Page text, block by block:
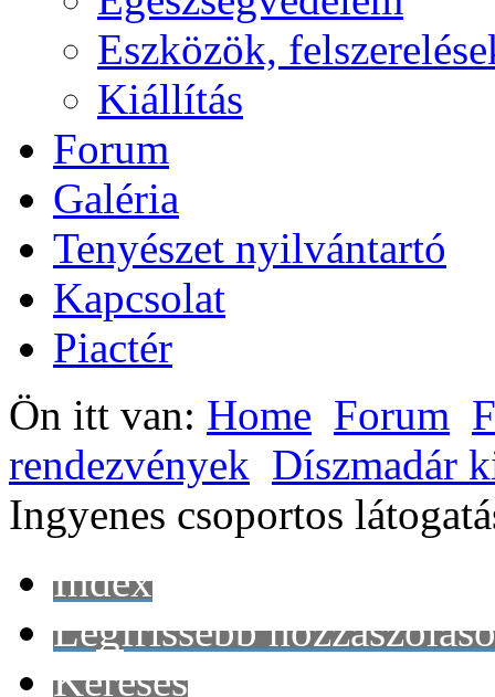
Eszközök,
Kiállítás
Forum
Galéria
Tenyészet nyilvántartó
Kapcsolat
Piactér
Ön itt van: Home Forum
rendezvények Díszmadár
Ingyenes csoportos
Index
Legfrissebb
Keresés